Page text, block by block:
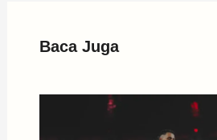
Baca Juga